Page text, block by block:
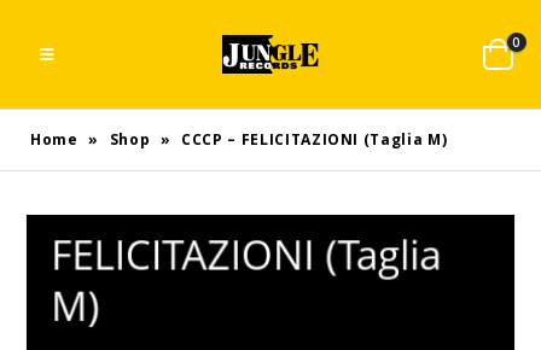
0
Home » Shop » CCCP – FELICITAZIONI (Taglia M)